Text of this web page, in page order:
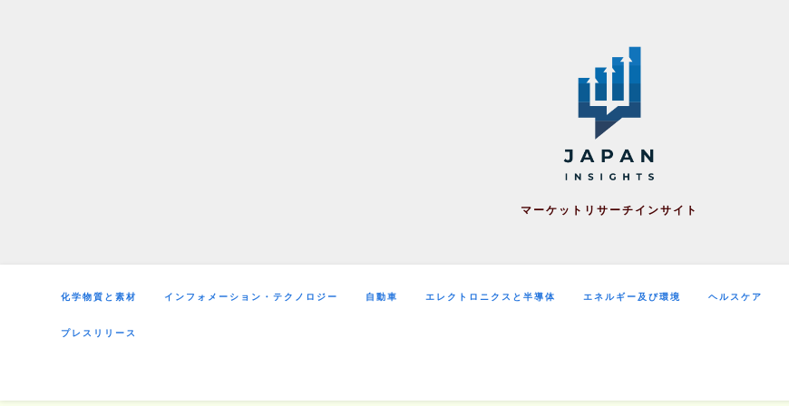
マーケットリサーチインサイト
化学物質と素材 インフォメーション・テクノロジー 自動車 エレクトロニクスと半導体 エネルギー及び環境 ヘルスケア
プレスリリース